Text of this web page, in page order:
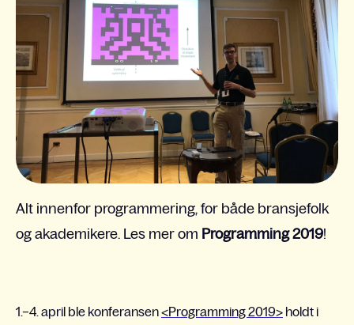
Alt innenfor programmering, for både bransjefolk
og akademikere. Les mer om Programming 2019!
1.–4. april ble konferansen<Programming 2019> holdt i